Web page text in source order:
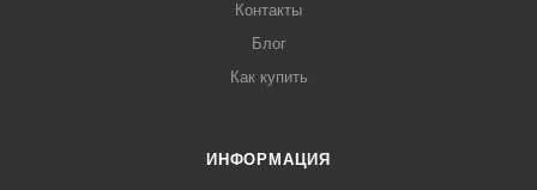
Контакты
Блог
Как купить
ИНФОРМАЦИЯ